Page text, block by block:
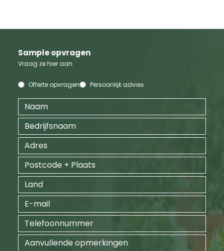
Sample opvragen
Vraag ze hier aan
Offerte opvragen Persoonlijk advies